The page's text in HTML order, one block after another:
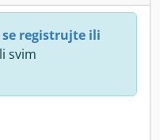
registrujte ili
svim